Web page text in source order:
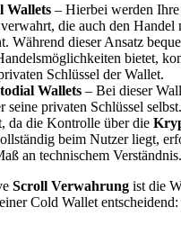
Wallets – Hierbei werden
die auch den Handel
Während dieser Ansatz
bietet,
Schlüssel der Wallet.
Wallets – Bei dieser
seine privaten Schlüssel
da die Kontrolle über die
beim Nutzer liegt,
an technischem Verständnis.
Scroll Verwahrung ist die
Cold Wallet entscheidend: